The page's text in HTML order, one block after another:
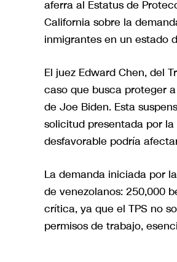
aferra al Estatus de
California sobre la
inmigrantes en un estado
El juez Edward Chen, del
caso que busca proteger
de Joe Biden. Esta
solicitud presentada por
desfavorable podría
La demanda iniciada por
de venezolanos: 250,000
crítica, ya que el TPS no
permisos de trabajo,